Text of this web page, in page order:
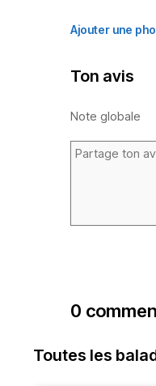
Ajouter une
Ton avis
Note globale
0
Toutes les